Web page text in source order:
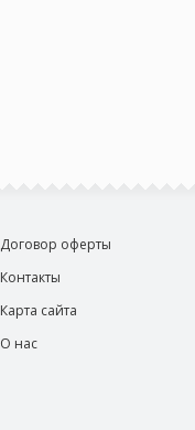
Договор оферты
Контакты
Карта сайта
О нас